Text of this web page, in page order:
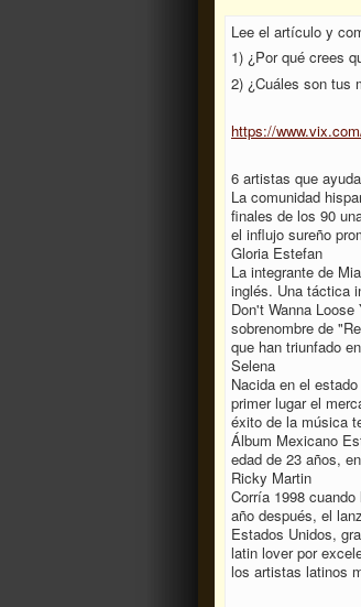
Lee el artículo y
1) ¿Por qué crees
2) ¿Cuáles son tus
https://
6 artistas que
La comunidad
finales de los 90
el influjo sureño
Gloria Estefan
La integrante de
inglés. Una táctica
Don't Wanna
sobrenombre de
que han triunfado
Selena
Nacida en el
primer lugar el
éxito de la música
Álbum Mexicano
edad de 23 años,
Ricky Martin
Corría 1998
año después, el
Estados Unidos,
latin lover por
los artistas latinos